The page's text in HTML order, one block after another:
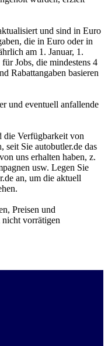
und sind in Euro
die in Euro oder in
am 1. Januar, 1.
Jobs, die mindestens 4
Rabattangaben basieren
und eventuell anfallende
die Verfügbarkeit von
seit Sie autobutler.de das
uns erhalten haben, z.
usw. Legen Sie
an, um die aktuell
Preisen und
nicht vorrätigen